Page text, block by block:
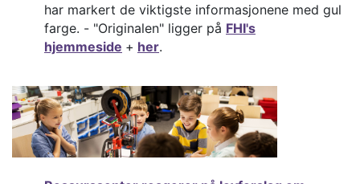
har markert de viktigste informasjonene med gul
farge. - "Originalen" ligger på FHI's
hjemmeside + her.